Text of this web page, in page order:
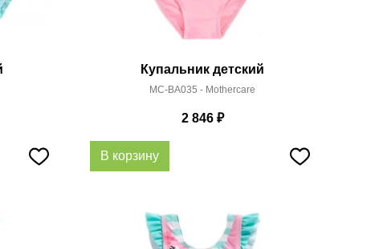
Купальник детский
MC-BA035 - Mothercare
2 846₽
В корзину